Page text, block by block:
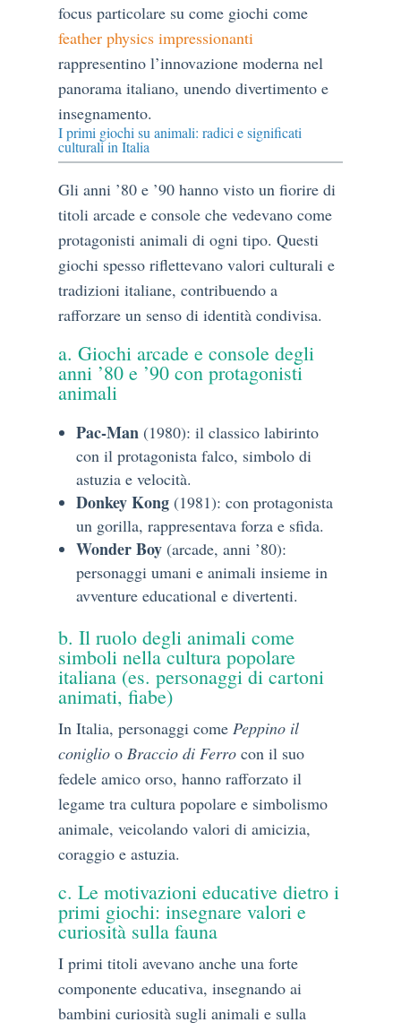
focus particolare su come giochi come
feather physics impressionanti
rappresentino l’innovazione moderna nel
panorama italiano, unendo divertimento e
insegnamento.
I primi giochi su animali: radici e significati
culturali in Italia
Gli anni ’80 e ’90 hanno visto un fiorire di
titoli arcade e console che vedevano come
protagonisti animali di ogni tipo. Questi
giochi spesso riflettevano valori culturali e
tradizioni italiane, contribuendo a
rafforzare un senso di identità condivisa.
a. Giochi arcade e console degli
anni ’80 e ’90 con protagonisti
animali
Pac-Man(1980): il classico labirinto
con il protagonista falco, simbolo di
astuzia e velocità.
Donkey Kong(1981): con protagonista
un gorilla, rappresentava forza e sfida.
Wonder Boy(arcade, anni ’80):
personaggi umani e animali insieme in
avventure educational e divertenti.
b. Il ruolo degli animali come
simboli nella cultura popolare
italiana (es. personaggi di cartoni
animati, fiabe)
In Italia, personaggi come Peppino il
coniglioo Braccio di Ferrocon il suo
fedele amico orso, hanno rafforzato il
legame tra cultura popolare e simbolismo
animale, veicolando valori di amicizia,
coraggio e astuzia.
c. Le motivazioni educative dietro i
primi giochi: insegnare valori e
curiosità sulla fauna
I primi titoli avevano anche una forte
componente educativa, insegnando ai
bambini curiosità sugli animali e sulla